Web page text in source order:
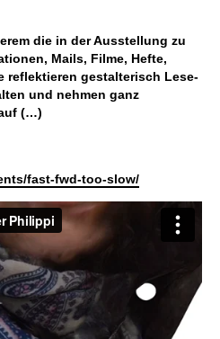
die in der Ausstellung zu
Mails, Filme, Hefte,
reflektieren gestalterisch Lese-
und nehmen ganz
(…)
fast-fwd-too-slow/